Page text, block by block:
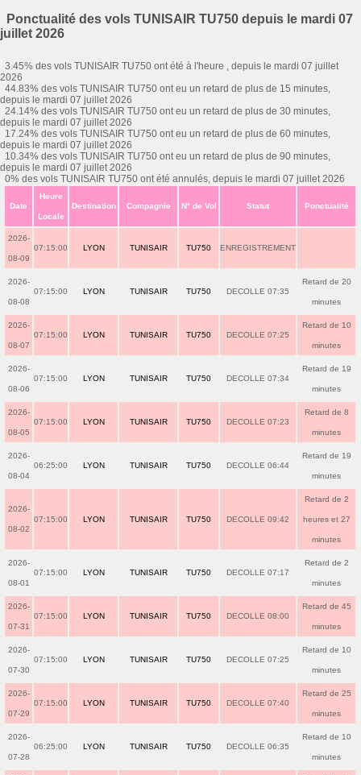
Ponctualité des vols TUNISAIR TU750 depuis le mardi 07
juillet 2026
3.45% des vols TUNISAIR TU750 ont été à l'heure , depuis le mardi 07 juillet
2026
44.83% des vols TUNISAIR TU750 ont eu un retard de plus de 15 minutes,
depuis le mardi 07 juillet 2026
24.14% des vols TUNISAIR TU750 ont eu un retard de plus de 30 minutes,
depuis le mardi 07 juillet 2026
17.24% des vols TUNISAIR TU750 ont eu un retard de plus de 60 minutes,
depuis le mardi 07 juillet 2026
10.34% des vols TUNISAIR TU750 ont eu un retard de plus de 90 minutes,
depuis le mardi 07 juillet 2026
0% des vols TUNISAIR TU750 ont été annulés, depuis le mardi 07 juillet 2026
Date
Heure
Locale
Destination Compagnie N° de Vol Statut Ponctualité
2026-
08-09
07:15:00 LYON TUNISAIR TU750 ENREGISTREMENT
2026-
08-08
07:15:00 LYON TUNISAIR TU750 DECOLLE 07:35
Retard de 20
minutes
2026-
08-07
07:15:00 LYON TUNISAIR TU750 DECOLLE 07:25
Retard de 10
minutes
2026-
08-06
07:15:00 LYON TUNISAIR TU750 DECOLLE 07:34
Retard de 19
minutes
2026-
08-05
07:15:00 LYON TUNISAIR TU750 DECOLLE 07:23
Retard de 8
minutes
2026-
08-04
06:25:00 LYON TUNISAIR TU750 DECOLLE 06:44
Retard de 19
minutes
2026-
08-02
07:15:00 LYON TUNISAIR TU750 DECOLLE 09:42
Retard de 2
heures et 27
minutes
2026-
08-01
07:15:00 LYON TUNISAIR TU750 DECOLLE 07:17
Retard de 2
minutes
2026-
07-31
07:15:00 LYON TUNISAIR TU750 DECOLLE 08:00
Retard de 45
minutes
2026-
07-30
07:15:00 LYON TUNISAIR TU750 DECOLLE 07:25
Retard de 10
minutes
2026-
07-29
07:15:00 LYON TUNISAIR TU750 DECOLLE 07:40
Retard de 25
minutes
2026-
07-28
06:25:00 LYON TUNISAIR TU750 DECOLLE 06:35
Retard de 10
minutes